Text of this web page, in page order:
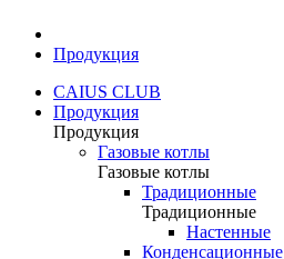
Продукция
CAIUS CLUB
Продукция
Продукция
Газовые котлы
Газовые котлы
Традиционные
Традиционные
Настенные
Конденсационные